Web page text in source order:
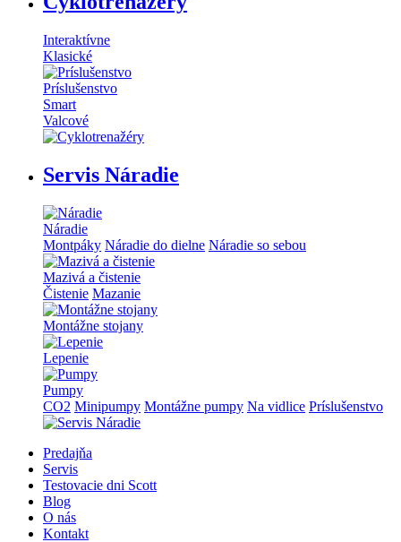
Interaktívne
Klasické
Príslušenstvo
Smart
Valcové
Servis Náradie
Náradie
Montpáky Náradie do dielne Náradie so sebou
Mazivá a čistenie
Čistenie Mazanie
Montážne stojany
Lepenie
Pumpy
CO2 Minipumpy Montážne pumpy Na vidlice Príslušenstvo
Predajňa
Servis
Testovacie dni Scott
Blog
O nás
Kontakt